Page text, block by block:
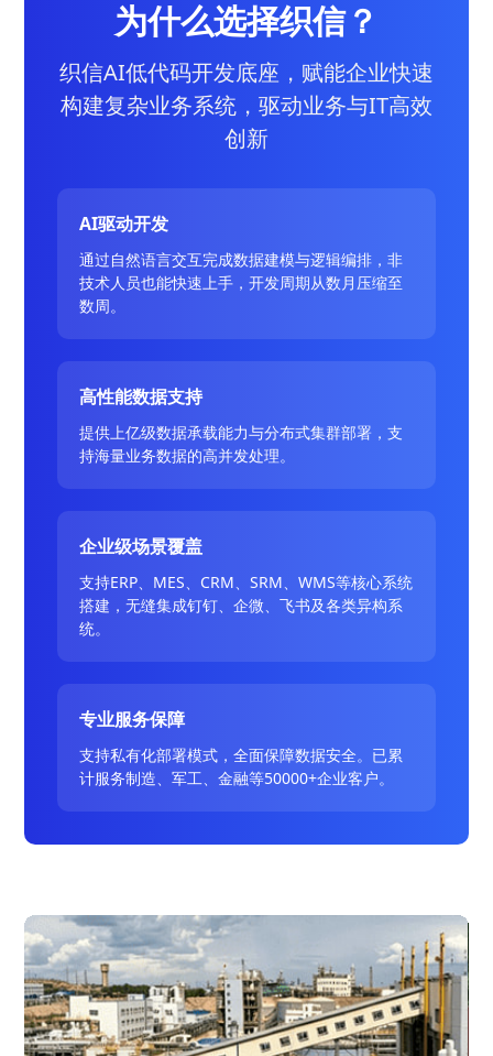
为什么选择织信？
织信AI低代码开发底座，赋能企业快速
构建复杂业务系统，驱动业务与IT高效
创新
AI驱动开发
通过自然语言交互完成数据建模与逻辑编排，非
技术人员也能快速上手，开发周期从数月压缩至
数周。
高性能数据支持
提供上亿级数据承载能力与分布式集群部署，支
持海量业务数据的高并发处理。
企业级场景覆盖
支持ERP、MES、CRM、SRM、WMS等核心系统
搭建，无缝集成钉钉、企微、飞书及各类异构系
统。
专业服务保障
支持私有化部署模式，全面保障数据安全。已累
计服务制造、军工、金融等50000+企业客户。